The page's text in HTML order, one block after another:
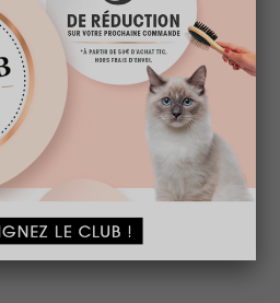
KIT MÉDAILLE...
de7,75 € TTC